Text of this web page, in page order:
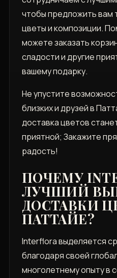
чтобы предложить вам
цветы и композиции.
можете заказать
сладости и другие
вашему подарку.
Не упустите
близких и друзей в
доставка цветов
приятной; Закажите
радость!
ПОЧЕМУ
ЛУЧШИЙ
ДОСТАВКИ
ПАТТАЙЕ?
Interflora выделяется
благодаря своей
многолетнему опыту в